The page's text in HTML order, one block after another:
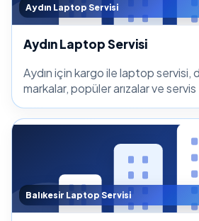
Aydın Laptop Servisi
Aydın Laptop Servisi
Aydın için kargo ile laptop servisi,
markalar, popüler arızalar ve servis
Balıkesir Laptop Servisi